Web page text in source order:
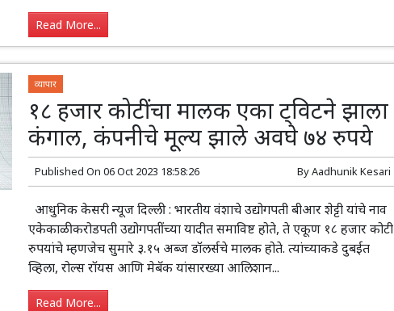
Read More...
व्यापार
१८ हजार कोटींचा मालक एका ट्विटने झाला
कंगाल, कंपनीचे मूल्य झाले अवघे ७४ रुपये
Published On 06 Oct 2023 18:58:26 ByAadhunik Kesari
आधुनिक केसरी न्यूज दिल्ली : भारतीय वंशाचे उद्योगपती बीआर शेट्टी यांचे नाव
एकेकाळी करोडपती उद्योगपतींच्या यादीत समाविष्ट होते, ते एकूण १८ हजार कोटी
रुपयांचे म्हणजेच सुमारे ३.१५ अब्ज डॉलर्सचे मालक होते. त्यांच्याकडे दुबईत
व्हिला, रोल्स रॉयस आणि मेबॅक यांसारख्या आलिशान...
Read More...